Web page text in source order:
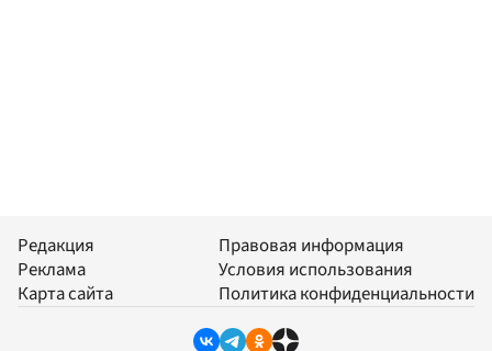
Редакция
Реклама
Карта сайта
Правовая информация
Условия использования
Политика конфиденциальности